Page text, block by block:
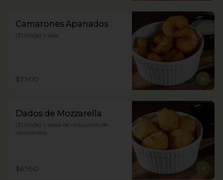
Camarones Apanados
(10 Unds) + sala
$7.900
Dados de Mozzarella
(10 Unds) + salsa de reducción de
carmenere.
$6.990